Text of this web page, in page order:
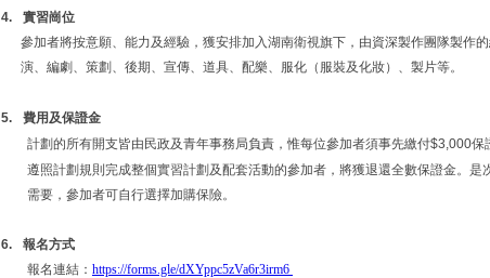
4. 實習崗位
參加者將按意願、能力及經驗，獲安排加入湖南衛視旗下，由資深製作團隊製作
演、編劇、策劃、後期、宣傳、道具、配樂、服化（服裝及化妝）、製片等。
5. 費用及保證金
計劃的所有開支皆由民政及青年事務局負責，惟每位參加者須事先繳付$3,000保
遵照計劃規則完成整個實習計劃及配套活動的參加者，將獲退還全數保證金。
需要，參加者可自行選擇加購保險。
6. 報名方式
報名連結： https://forms.gle/dXYppc5zVa6r3irm6